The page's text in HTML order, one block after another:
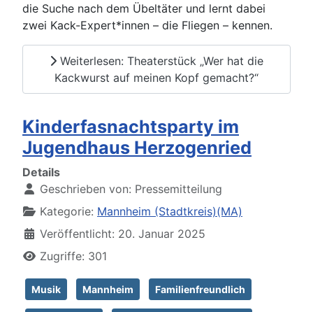
die Suche nach dem Übeltäter und lernt dabei
zwei Kack-Expert*innen – die Fliegen – kennen.
Weiterlesen: Theaterstück „Wer hat die
Kackwurst auf meinen Kopf gemacht?“
Kinderfasnachtsparty im
Jugendhaus Herzogenried
Details
Geschrieben von: Pressemitteilung
Kategorie: Mannheim (Stadtkreis)(MA)
Veröffentlicht: 20. Januar 2025
Zugriffe: 301
Musik Mannheim Familienfreundlich